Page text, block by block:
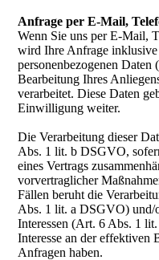
Anfrage per E-Mail,
Wenn Sie uns per E-Mail,
wird Ihre Anfrage inklusive
personenbezogenen
Bearbeitung Ihres
verarbeitet. Diese Daten
Einwilligung weiter.
Die Verarbeitung dieser
Abs. 1 lit. b DSGVO,
eines Vertrags
vorvertraglicher
Fällen beruht die
Abs. 1 lit. a DSGVO) und/
Interessen (Art. 6 Abs. 1
Interesse an der effektiven
Anfragen haben.